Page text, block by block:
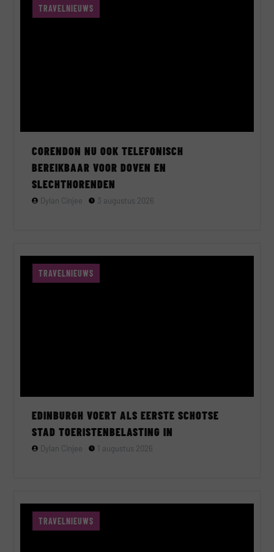
TRAVELNIEUWS
CORENDON NU OOK TELEFONISCH
BEREIKBAAR VOOR DOVEN EN
SLECHTHORENDEN
Dylan Cinjee 3 augustus 2026
TRAVELNIEUWS
EDINBURGH VOERT ALS EERSTE SCHOTSE
STAD TOERISTENBELASTING IN
Dylan Cinjee 1 augustus 2026
TRAVELNIEUWS